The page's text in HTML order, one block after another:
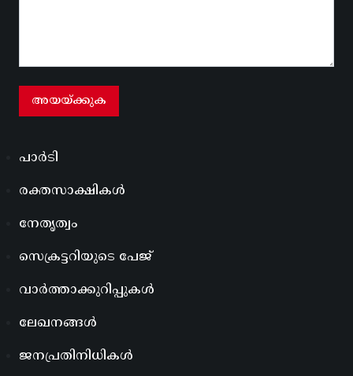
പാർടി
രക്തസാക്ഷികൾ
നേതൃത്വം
സെക്രട്ടറിയുടെ പേജ്
വാർത്താക്കുറിപ്പുകൾ
ലേഖനങ്ങൾ
ജനപ്രതിനിധികൾ